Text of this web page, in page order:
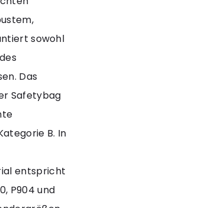
sowohl
Das
Safetybag
B. In
entspricht
P904 und